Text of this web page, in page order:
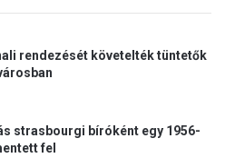
rendezését követelték tüntetők
strasbourgi bíróként egy 1956-
fel